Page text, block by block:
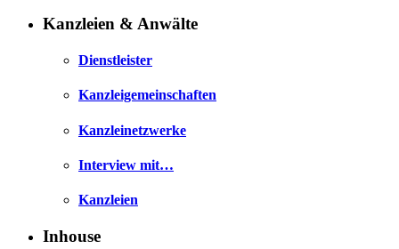
Kanzleien & Anwälte
Dienstleister
Kanzleigemeinschaften
Kanzleinetzwerke
Interview mit…
Kanzleien
Inhouse